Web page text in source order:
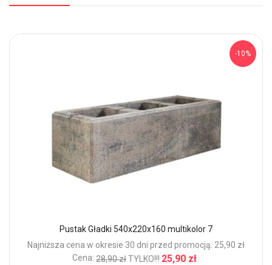
-10%
Pustak Gładki 540x220x160 multikolor 7
Najniższa cena w okresie 30 dni przed promocją: 25,90 zł
Cena: 28,90 złTYLKO!!! 25,90 zł